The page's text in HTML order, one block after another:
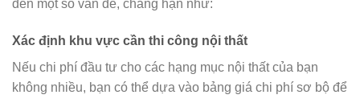
đến một số vấn đề, chẳng hạn như:
Xác định khu vực cần thi công nội thất
Nếu chi phí đầu tư cho các hạng mục nội thất của bạn
không nhiều, bạn có thể dựa vào bảng giá chi phí sơ bộ để